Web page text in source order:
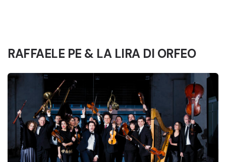
RAFFAELE PE & LA LIRA DI ORFEO